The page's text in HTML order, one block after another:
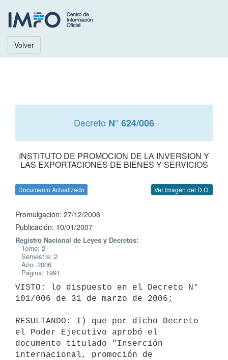
Volver
Decreto N° 624/006
INSTITUTO DE PROMOCION DE LA INVERSION Y
LAS EXPORTACIONES DE BIENES Y SERVICIOS
Documento Actualizado Ver Imagen del D.O.
Promulgación: 27/12/2006
Publicación: 10/01/2007
Registro Nacional de Leyes y Decretos:
Tomo: 2
Semestre: 2
Año: 2006
Página: 1991
VISTO: lo dispuesto en el Decreto N°
101/006 de 31 de marzo de 2006;
RESULTANDO: I) que por dicho Decreto
el Poder Ejecutivo aprobó el
documento titulado "Inserción
internacional, promoción de